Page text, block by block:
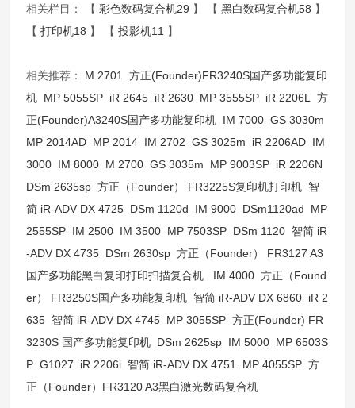
相关栏目： 【 彩色数码复合机29 】 【 黑白数码复合机58 】
【 打印机18 】 【 投影机11 】
相关推荐： M 2701
方正(Founder)FR3240S国产多功能复印
机 MP 5055SP iR 2645 iR 2630 MP 3555SP iR 2206L
方
正(Founder)A3240S国产多功能复印机 IM 7000 GS 3030m
MP 2014AD MP 2014 IM 2702 GS 3025m iR 2206AD IM
3000 IM 8000 M 2700 GS 3035m MP 9003SP iR 2206N
DSm 2635sp 方正（Founder） FR3225S复印机打印机 智
简 iR-ADV DX 4725 DSm 1120d IM 9000 DSm1120ad
MP
2555SP IM 2500 IM 3500 MP 7503SP DSm 1120 智简 iR
-ADV DX 4735 DSm 2630sp 方正（Founder） FR3127 A3
国产多功能黑白复印打印扫描复合机
IM 4000 方正（Found
er） FR3250S国产多功能复印机 智简 iR-ADV DX 6860 iR 2
635 智简 iR-ADV DX 4745 MP 3055SP 方正(Founder) FR
3230S 国产多功能复印机 DSm 2625sp IM 5000 MP 6503S
P G1027 iR 2206i 智简 iR-ADV DX 4751 MP 4055SP 方
正（Founder）FR3120 A3黑白激光数码复合机